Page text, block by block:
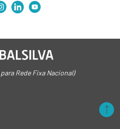
Rede Fixa Nacional)